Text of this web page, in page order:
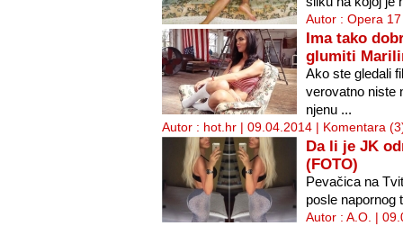
Autor : Opera
Ima tako
glumiti
Ako ste gledali
verovatno niste
njenu ...
Autor : hot.hr | 09.04.2014 | Komentara
Da li je JK
(FOTO)
Pevačica na
posle napornog
Autor : A.O. |